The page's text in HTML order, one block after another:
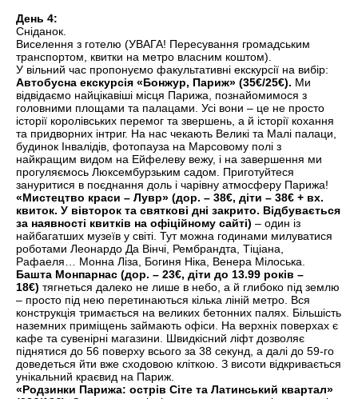
День 4:
Сніданок.
Виселення з готелю (УВАГА! Пересування громадським
транспортом, квитки на метро власним коштом).
У вільний час пропонуємо факультативні екскурсії на вибір:
Автобусна екскурсія «Бонжур, Париж» (35€/25€). Ми
відвідаємо найцікавіші місця Парижа, познайомимося з
головними площами та палацами. Усі вони – це не просто
історії королівських перемог та звершень, а й історії кохання
та придворних інтриг. На нас чекають Великі та Малі палаци,
будинок Інвалідів, фотопауза на Марсовому полі з
найкращим видом на Ейфелеву вежу, і на завершення ми
прогуляємось Люксембурзьким садом. Приготуйтеся
зануритися в поєднання доль і чарівну атмосферу Парижа!
«Мистецтво краси – Лувр» (дор. – 38€, діти – 38€ + вх.
квиток. У вівторок та святкові дні закрито. Відбувається
за наявності квитків на офіційному сайті) – один із
найбагатших музеїв у світі. Тут можна годинами милуватися
роботами Леонардо Да Вінчі, Рембрандта, Тіціана,
Рафаеля… Монна Ліза, Богиня Ніка, Венера Мілоська.
Башта Монпарнас (дор. – 23€, діти до 13.99 років –
18€) тягнеться далеко не лише в небо, а й глибоко під землю
– просто під нею перетинаються кілька ліній метро. Вся
конструкція тримається на великих бетонних палях. Більшість
наземних приміщень займають офіси. На верхніх поверхах є
кафе та сувенірні магазини. Швидкісний ліфт дозволяє
піднятися до 56 поверху всього за 38 секунд, а далі до 59-го
доведеться йти вже сходовою кліткою. З висоти відкривається
унікальний краєвид на Париж.
«Родзинки Парижа: острів Сіте та Латинський квартал»